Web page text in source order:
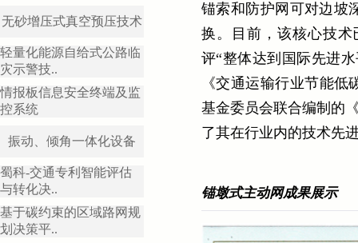
无砂增压式真空预压技术
轻量化能源自给式公路临
灾示警技..
情报板信息安全终端及监
控系统
振动、倾角一体化设备
蜀科-交通专利智能评估
与转化决..
基于碳约束的区域路网规
划决策平..
锚索和防护网可对边坡
换。目前，该核心技
评“整体达到国际先进
《交通运输行业节能
基金委员会联合编制的
了其在行业内的技术先
锚墩式主动网成果展示